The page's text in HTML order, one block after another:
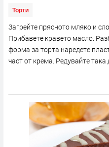
Торти
Загрейте прясното мляко и
Прибавете кравето масло.
форма за торта наредете
част от крема. Редувайте така